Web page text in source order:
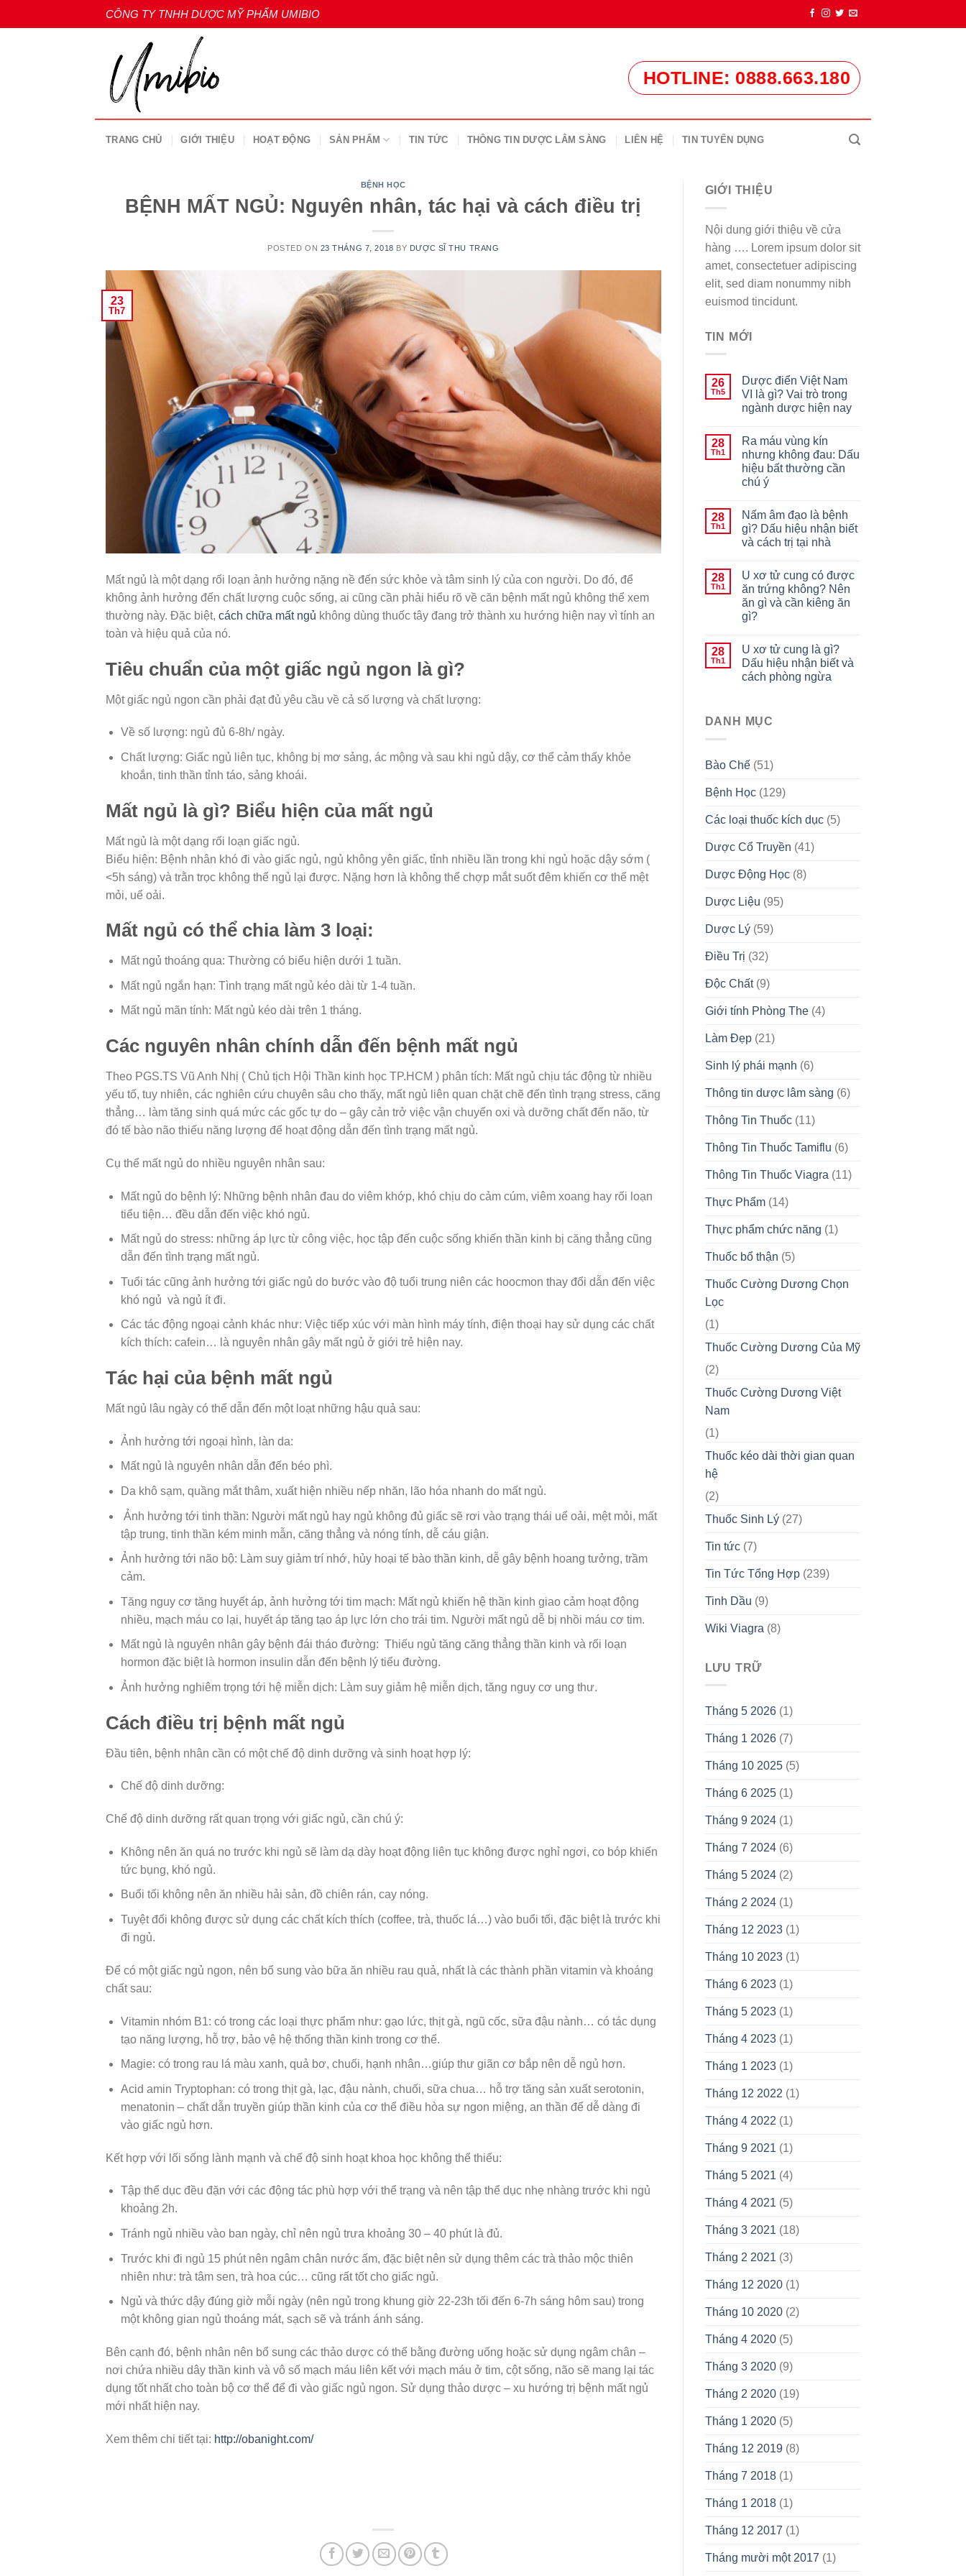
to
CÔNG TY TNHH DƯỢC MỸ PHẨM UMIBIO
HOTLINE: 0888.663.180
TRANG CHỦ GIỚI THIỆU HOẠT ĐỘNG SẢN PHẨM TIN TỨC THÔNG TIN DƯỢC LÂM SÀNG LIÊN HỆ TIN TUYỂN DỤNG
BỆNH HỌC
BỆNH MẤT NGỦ: Nguyên nhân, tác hại và cách điều trị
POSTED ON 23 THÁNG 7, 2018 BY DƯỢC SĨ THU TRANG
23
Th7
Mất ngủ là một dạng rối loạn ảnh hưởng nặng nề đến sức khỏe và tâm sinh lý của con người. Do đó, để
không ảnh hưởng đến chất lượng cuộc sống, ai cũng cần phải hiểu rõ về căn bệnh mất ngủ không thể xem
thường này. Đặc biệt, cách chữa mất ngủ không dùng thuốc tây đang trở thành xu hướng hiện nay vì tính an
toàn và hiệu quả của nó.
Tiêu chuẩn của một giấc ngủ ngon là gì?
Một giấc ngủ ngon cần phải đạt đủ yêu cầu về cả số lượng và chất lượng:
Về số lượng: ngủ đủ 6-8h/ ngày.
Chất lượng: Giấc ngủ liên tục, không bị mơ sảng, ác mộng và sau khi ngủ dậy, cơ thể cảm thấy khỏe
khoắn, tinh thần tỉnh táo, sảng khoái.
Mất ngủ là gì? Biểu hiện của mất ngủ
Mất ngủ là một dạng rối loạn giấc ngủ.
Biểu hiện: Bệnh nhân khó đi vào giấc ngủ, ngủ không yên giấc, tỉnh nhiều lần trong khi ngủ hoặc dậy sớm (
<5h sáng) và trằn trọc không thể ngủ lại được. Nặng hơn là không thể chợp mắt suốt đêm khiến cơ thể mệt
mỏi, uể oải.
Mất ngủ có thể chia làm 3 loại:
Mất ngủ thoáng qua: Thường có biểu hiện dưới 1 tuần.
Mất ngủ ngắn hạn: Tình trạng mất ngủ kéo dài từ 1-4 tuần.
Mất ngủ mãn tính: Mất ngủ kéo dài trên 1 tháng.
Các nguyên nhân chính dẫn đến bệnh mất ngủ
Theo PGS.TS Vũ Anh Nhị ( Chủ tịch Hội Thần kinh học TP.HCM ) phân tích: Mất ngủ chịu tác động từ nhiều
yếu tố, tuy nhiên, các nghiên cứu chuyên sâu cho thấy, mất ngủ liên quan chặt chẽ đến tình trạng stress, căng
thẳng… làm tăng sinh quá mức các gốc tự do – gây cản trở việc vận chuyển oxi và dưỡng chất đến não, từ
đó tế bào não thiếu năng lượng để hoạt động dẫn đến tình trạng mất ngủ.
Cụ thể mất ngủ do nhiều nguyên nhân sau:
Mất ngủ do bệnh lý: Những bệnh nhân đau do viêm khớp, khó chịu do cảm cúm, viêm xoang hay rối loạn
tiểu tiện… đều dẫn đến việc khó ngủ.
Mất ngủ do stress: những áp lực từ công việc, học tập đến cuộc sống khiến thần kinh bị căng thẳng cũng
dẫn đến tình trạng mất ngủ.
Tuổi tác cũng ảnh hưởng tới giấc ngủ do bước vào độ tuổi trung niên các hoocmon thay đổi dẫn đến việc
khó ngủ và ngủ ít đi.
Các tác động ngoại cảnh khác như: Việc tiếp xúc với màn hình máy tính, điện thoại hay sử dụng các chất
kích thích: cafein… là nguyên nhân gây mất ngủ ở giới trẻ hiện nay.
Tác hại của bệnh mất ngủ
Mất ngủ lâu ngày có thể dẫn đến một loạt những hậu quả sau:
Ảnh hưởng tới ngoại hình, làn da:
Mất ngủ là nguyên nhân dẫn đến béo phì.
Da khô sạm, quầng mắt thâm, xuất hiện nhiều nếp nhăn, lão hóa nhanh do mất ngủ.
Ảnh hưởng tới tinh thần: Người mất ngủ hay ngủ không đủ giấc sẽ rơi vào trạng thái uể oải, mệt mỏi, mất
tập trung, tinh thần kém minh mẫn, căng thẳng và nóng tính, dễ cáu giận.
Ảnh hưởng tới não bộ: Làm suy giảm trí nhớ, hủy hoại tế bào thần kinh, dễ gây bệnh hoang tưởng, trầm
cảm.
Tăng nguy cơ tăng huyết áp, ảnh hưởng tới tim mạch: Mất ngủ khiến hệ thần kinh giao cảm hoạt động
nhiều, mạch máu co lại, huyết áp tăng tạo áp lực lớn cho trái tim. Người mất ngủ dễ bị nhồi máu cơ tim.
Mất ngủ là nguyên nhân gây bệnh đái tháo đường: Thiếu ngủ tăng căng thẳng thần kinh và rối loạn
hormon đặc biệt là hormon insulin dẫn đến bệnh lý tiểu đường.
Ảnh hưởng nghiêm trọng tới hệ miễn dịch: Làm suy giảm hệ miễn dịch, tăng nguy cơ ung thư.
Cách điều trị bệnh mất ngủ
Đầu tiên, bệnh nhân cần có một chế độ dinh dưỡng và sinh hoạt hợp lý:
Chế độ dinh dưỡng:
Chế độ dinh dưỡng rất quan trọng với giấc ngủ, cần chú ý:
Không nên ăn quá no trước khi ngủ sẽ làm dạ dày hoạt động liên tục không được nghỉ ngơi, co bóp khiến
tức bụng, khó ngủ.
Buổi tối không nên ăn nhiều hải sản, đồ chiên rán, cay nóng.
Tuyệt đối không được sử dụng các chất kích thích (coffee, trà, thuốc lá…) vào buổi tối, đặc biệt là trước khi
đi ngủ.
Để có một giấc ngủ ngon, nên bổ sung vào bữa ăn nhiều rau quả, nhất là các thành phần vitamin và khoáng
chất sau:
Vitamin nhóm B1: có trong các loại thực phẩm như: gạo lức, thịt gà, ngũ cốc, sữa đậu nành… có tác dụng
tạo năng lượng, hỗ trợ, bảo vệ hệ thống thần kinh trong cơ thể.
Magie: có trong rau lá màu xanh, quả bơ, chuối, hạnh nhân…giúp thư giãn cơ bắp nên dễ ngủ hơn.
Acid amin Tryptophan: có trong thịt gà, lạc, đậu nành, chuối, sữa chua… hỗ trợ tăng sản xuất serotonin,
menatonin – chất dẫn truyền giúp thần kinh của cơ thể điều hòa sự ngon miệng, an thần để dễ dàng đi
vào giấc ngủ hơn.
Kết hợp với lối sống lành mạnh và chế độ sinh hoạt khoa học không thể thiếu:
Tập thể dục đều đặn với các động tác phù hợp với thể trạng và nên tập thể dục nhẹ nhàng trước khi ngủ
khoảng 2h.
Tránh ngủ nhiều vào ban ngày, chỉ nên ngủ trưa khoảng 30 – 40 phút là đủ.
Trước khi đi ngủ 15 phút nên ngâm chân nước ấm, đặc biệt nên sử dụng thêm các trà thảo mộc thiên
nhiên như: trà tâm sen, trà hoa cúc… cũng rất tốt cho giấc ngủ.
Ngủ và thức dậy đúng giờ mỗi ngày (nên ngủ trong khung giờ 22-23h tối đến 6-7h sáng hôm sau) trong
một không gian ngủ thoáng mát, sạch sẽ và tránh ánh sáng.
Bên cạnh đó, bệnh nhân nên bổ sung các thảo dược có thể bằng đường uống hoặc sử dụng ngâm chân –
nơi chứa nhiều dây thần kinh và vô số mạch máu liên kết với mạch máu ở tim, cột sống, não sẽ mang lại tác
dụng tốt nhất cho toàn bộ cơ thể để đi vào giấc ngủ ngon. Sử dụng thảo dược – xu hướng trị bệnh mất ngủ
mới nhất hiện nay.
Xem thêm chi tiết tại: http://obanight.com/
GIỚI THIỆU
Nội dung giới thiệu về cửa
hàng …. Lorem ipsum dolor sit
amet, consectetuer adipiscing
elit, sed diam nonummy nibh
euismod tincidunt.
TIN MỚI
26
Th5
Dược điển Việt Nam
VI là gì? Vai trò trong
ngành dược hiện nay
28
Th1
Ra máu vùng kín
nhưng không đau: Dấu
hiệu bất thường cần
chú ý
28
Th1
Nấm âm đạo là bệnh
gì? Dấu hiệu nhận biết
và cách trị tại nhà
28
Th1
U xơ tử cung có được
ăn trứng không? Nên
ăn gì và cần kiêng ăn
gì?
28
Th1
U xơ tử cung là gì?
Dấu hiệu nhận biết và
cách phòng ngừa
DANH MỤC
Bào Chế(51)
Bệnh Học(129)
Các loại thuốc kích dục(5)
Dược Cổ Truyền (41)
Dược Động Học(8)
Dược Liệu (95)
Dược Lý(59)
Điều Trị (32)
Độc Chất(9)
Giới tính Phòng The(4)
Làm Đẹp(21)
Sinh lý phái mạnh (6)
Thông tin dược lâm sàng (6)
Thông Tin Thuốc(11)
Thông Tin Thuốc Tamiflu (6)
Thông Tin Thuốc Viagra (11)
Thực Phẩm(14)
Thực phẩm chức năng (1)
Thuốc bổ thận (5)
Thuốc Cường Dương Chọn
Lọc
(1)
Thuốc Cường Dương Của Mỹ
(2)
Thuốc Cường Dương Việt
Nam
(1)
Thuốc kéo dài thời gian quan
hệ
(2)
Thuốc Sinh Lý(27)
Tin tức(7)
Tin Tức Tổng Hợp(239)
Tinh Dầu (9)
Wiki Viagra (8)
LƯU TRỮ
Tháng 5 2026(1)
Tháng 1 2026(7)
Tháng 10 2025(5)
Tháng 6 2025(1)
Tháng 9 2024(1)
Tháng 7 2024(6)
Tháng 5 2024(2)
Tháng 2 2024(1)
Tháng 12 2023(1)
Tháng 10 2023(1)
Tháng 6 2023(1)
Tháng 5 2023(1)
Tháng 4 2023(1)
Tháng 1 2023(1)
Tháng 12 2022 (1)
Tháng 4 2022 (1)
Tháng 9 2021 (1)
Tháng 5 2021 (4)
Tháng 4 2021 (5)
Tháng 3 2021 (18)
Tháng 2 2021 (3)
Tháng 12 2020(1)
Tháng 10 2020(2)
Tháng 4 2020(5)
Tháng 3 2020(9)
Tháng 2 2020(19)
Tháng 1 2020(5)
Tháng 12 2019(8)
Tháng 7 2018(1)
Tháng 1 2018(1)
Tháng 12 2017 (1)
Tháng mười một 2017 (1)